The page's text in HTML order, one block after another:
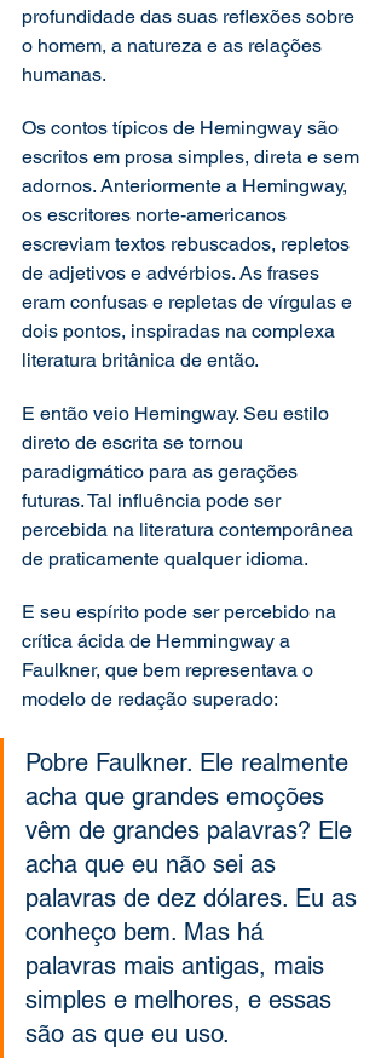
profundidade das suas reflexões sobre
o homem, a natureza e as relações
humanas.
Os contos típicos de Hemingway são
escritos em prosa simples, direta e sem
adornos. Anteriormente a Hemingway,
os escritores norte-americanos
escreviam textos rebuscados, repletos
de adjetivos e advérbios. As frases
eram confusas e repletas de vírgulas e
dois pontos, inspiradas na complexa
literatura britânica de então.
E então veio Hemingway. Seu estilo
direto de escrita se tornou
paradigmático para as gerações
futuras. Tal influência pode ser
percebida na literatura contemporânea
de praticamente qualquer idioma.
E seu espírito pode ser percebido na
crítica ácida de Hemmingway a
Faulkner, que bem representava o
modelo de redação superado:
Pobre Faulkner. Ele realmente
acha que grandes emoções
vêm de grandes palavras? Ele
acha que eu não sei as
palavras de dez dólares. Eu as
conheço bem. Mas há
palavras mais antigas, mais
simples e melhores, e essas
são as que eu uso.